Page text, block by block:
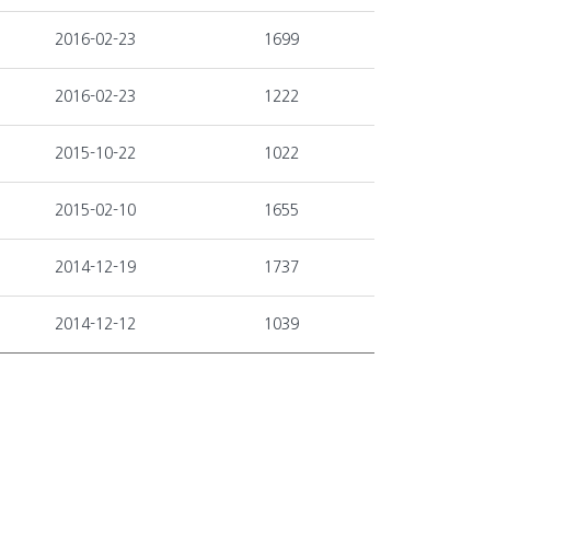
2016-02-23 1699
2016-02-23 1222
2015-10-22 1022
2015-02-10 1655
2014-12-19 1737
2014-12-12 1039